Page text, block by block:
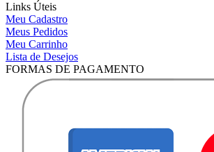
Links Úteis
Meu Cadastro
Meus Pedidos
Meu Carrinho
Lista de Desejos
FORMAS DE PAGAMENTO